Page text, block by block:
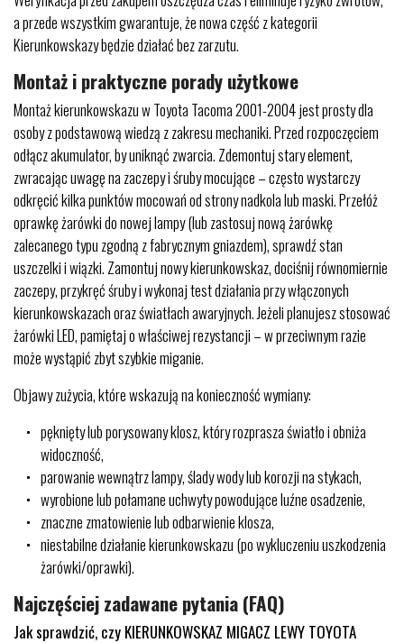
a przede wszystkim gwarantuje, że nowa część z kategorii
Kierunkowskazy będzie działać bez zarzutu.
Montaż i praktyczne porady użytkowe
Montaż kierunkowskazu w Toyota Tacoma 2001-2004 jest prosty dla
osoby z podstawową wiedzą z zakresu mechaniki. Przed rozpoczęciem
odłącz akumulator, by uniknąć zwarcia. Zdemontuj stary element,
zwracając uwagę na zaczepy i śruby mocujące – często wystarczy
odkręcić kilka punktów mocowań od strony nadkola lub maski. Przełóż
oprawkę żarówki do nowej lampy (lub zastosuj nową żarówkę
zalecanego typu zgodną z fabrycznym gniazdem), sprawdź stan
uszczelki i wiązki. Zamontuj nowy kierunkowskaz, dociśnij równomiernie
zaczepy, przykręć śruby i wykonaj test działania przy włączonych
kierunkowskazach oraz światłach awaryjnych. Jeżeli planujesz stosować
żarówki LED, pamiętaj o właściwej rezystancji – w przeciwnym razie
może wystąpić zbyt szybkie miganie.
Objawy zużycia, które wskazują na konieczność wymiany:
pęknięty lub porysowany klosz, który rozprasza światło i obniża
widoczność,
parowanie wewnątrz lampy, ślady wody lub korozji na stykach,
wyrobione lub połamane uchwyty powodujące luźne osadzenie,
znaczne zmatowienie lub odbarwienie klosza,
niestabilne działanie kierunkowskazu (po wykluczeniu uszkodzenia
żarówki/oprawki).
Najczęściej zadawane pytania (FAQ)
Jak sprawdzić, czy KIERUNKOWSKAZ MIGACZ LEWY TOYOTA